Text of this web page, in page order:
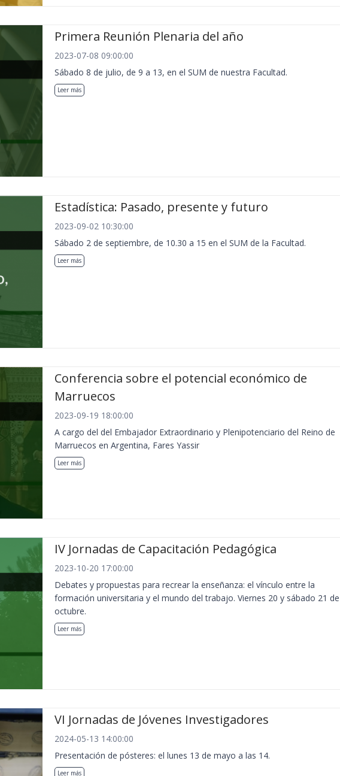
Primera Reunión Plenaria del año
2023-07-08 09:00:00
Sábado 8 de julio, de 9 a 13, en el SUM de nuestra Facultad.
Leer más
Estadística: Pasado, presente y futuro
2023-09-02 10:30:00
Sábado 2 de septiembre, de 10.30 a 15 en el SUM de la Facultad.
Leer más
Conferencia sobre el potencial económico de
Marruecos
2023-09-19 18:00:00
A cargo del del Embajador Extraordinario y Plenipotenciario del Reino de
Marruecos en Argentina, Fares Yassir
Leer más
IV Jornadas de Capacitación Pedagógica
2023-10-20 17:00:00
Debates y propuestas para recrear la enseñanza: el vínculo entre la
formación universitaria y el mundo del trabajo. Viernes 20 y sábado 21 de
octubre.
Leer más
VI Jornadas de Jóvenes Investigadores
2024-05-13 14:00:00
Presentación de pósteres: el lunes 13 de mayo a las 14.
Leer más